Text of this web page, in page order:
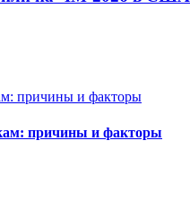
причины и факторы